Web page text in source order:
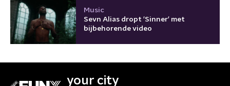
Music
Sevn Alias dropt 'Sinner' met
bijbehorende video
your city